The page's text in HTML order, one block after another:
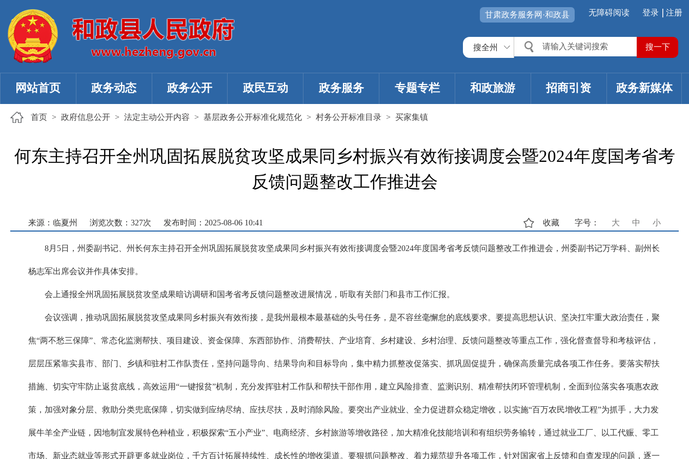
登录 注册
无障碍阅读
甘肃政务服务网·和政县
搜全州
网站首页 政务动态 政务公开 政民互动 政务服务 专题专栏 和政旅游 招商引资 政务新媒体
首页 > 政府信息公开 > 法定主动公开内容 > 基层政务公开标准化规范化 > 村务公开标准目录 > 买家集镇
何东主持召开全州巩固拓展脱贫攻坚成果同乡村振兴有效衔接调度会暨2024年度国考省考
反馈问题整改工作推进会
来源：临夏州 浏览次数： 327次 发布时间：2025-08-06 10:41 字号： 大 中 小
收藏
8月5日，州委副书记、州长何东主持召开全州巩固拓展脱贫攻坚成果同乡村振兴有效衔接调度会暨2024年度国考省考反馈问题整改工作推进会，州委副书记万学科、副州长
杨志军出席会议并作具体安排。
会上通报全州巩固拓展脱贫攻坚成果暗访调研和国考省考反馈问题整改进展情况，听取有关部门和县市工作汇报。
会议强调，推动巩固拓展脱贫攻坚成果同乡村振兴有效衔接，是我州最根本最基础的头号任务，是不容丝毫懈怠的底线要求。要提高思想认识、坚决扛牢重大政治责任，聚
焦“两不愁三保障”、常态化监测帮扶、项目建设、资金保障、东西部协作、消费帮扶、产业培育、乡村建设、乡村治理、反馈问题整改等重点工作，强化督查督导和考核评估，
层层压紧靠实县市、部门、乡镇和驻村工作队责任，坚持问题导向、结果导向和目标导向，集中精力抓整改促落实、抓巩固促提升，确保高质量完成各项工作任务。要落实帮扶
措施、切实守牢防止返贫底线，高效运用“一键报贫”机制，充分发挥驻村工作队和帮扶干部作用，建立风险排查、监测识别、精准帮扶闭环管理机制，全面到位落实各项惠农政
策，加强对象分层、救助分类兜底保障，切实做到应纳尽纳、应扶尽扶，及时消除风险。要突出产业就业、全力促进群众稳定增收，以实施“百万农民增收工程”为抓手，大力发
展牛羊全产业链，因地制宜发展特色种植业，积极探索“五小产业”、电商经济、乡村旅游等增收路径，加大精准化技能培训和有组织劳务输转，通过就业工厂、以工代赈、零工
市场、新业态就业等形式开辟更多就业岗位，千方百计拓展持续性、成长性的增收渠道。要狠抓问题整改、着力规范提升各项工作，针对国家省上反馈和自查发现的问题，逐一